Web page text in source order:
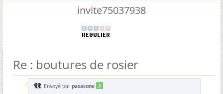
invite75037938
Re : boutures de rosier
Envoyé par pasasone